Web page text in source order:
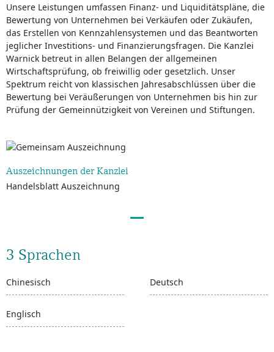
Unsere Leistungen umfassen Finanz- und Liquiditätspläne, die
Bewertung von Unternehmen bei Verkäufen oder Zukäufen,
das Erstellen von Kennzahlensystemen und das Beantworten
jeglicher Investitions- und Finanzierungsfragen. Die Kanzlei
Warnick betreut in allen Belangen der allgemeinen
Wirtschaftsprüfung, ob freiwillig oder gesetzlich. Unser
Spektrum reicht von klassischen Jahresabschlüssen über die
Bewertung bei Veräußerungen von Unternehmen bis hin zur
Prüfung der Gemeinnützigkeit von Vereinen und Stiftungen.
Auszeichnungen der Kanzlei
Handelsblatt Auszeichnung
3 Sprachen
Chinesisch Deutsch
Englisch